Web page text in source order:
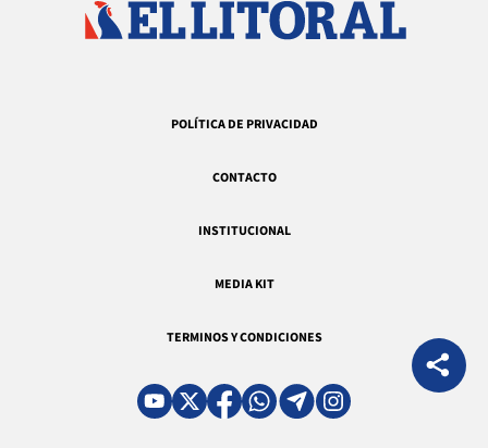
POLÍTICA DE PRIVACIDAD
CONTACTO
INSTITUCIONAL
MEDIA KIT
TERMINOS Y CONDICIONES